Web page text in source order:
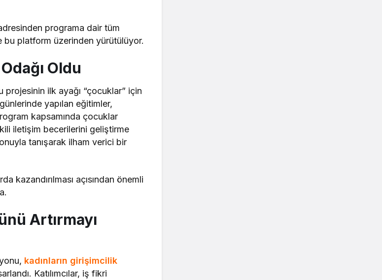
programa dair tüm
bu platform üzerinden yürütülüyor.
Oldu
projesinin ilk ayağı “çocuklar” için
yapılan eğitimler,
kapsamında çocuklar
iletişim becerilerini geliştirme
tanışarak ilham verici bir
kazandırılması açısından önemli
Artırmayı
kadınların girişimcilik
Katılımcılar, iş fikri